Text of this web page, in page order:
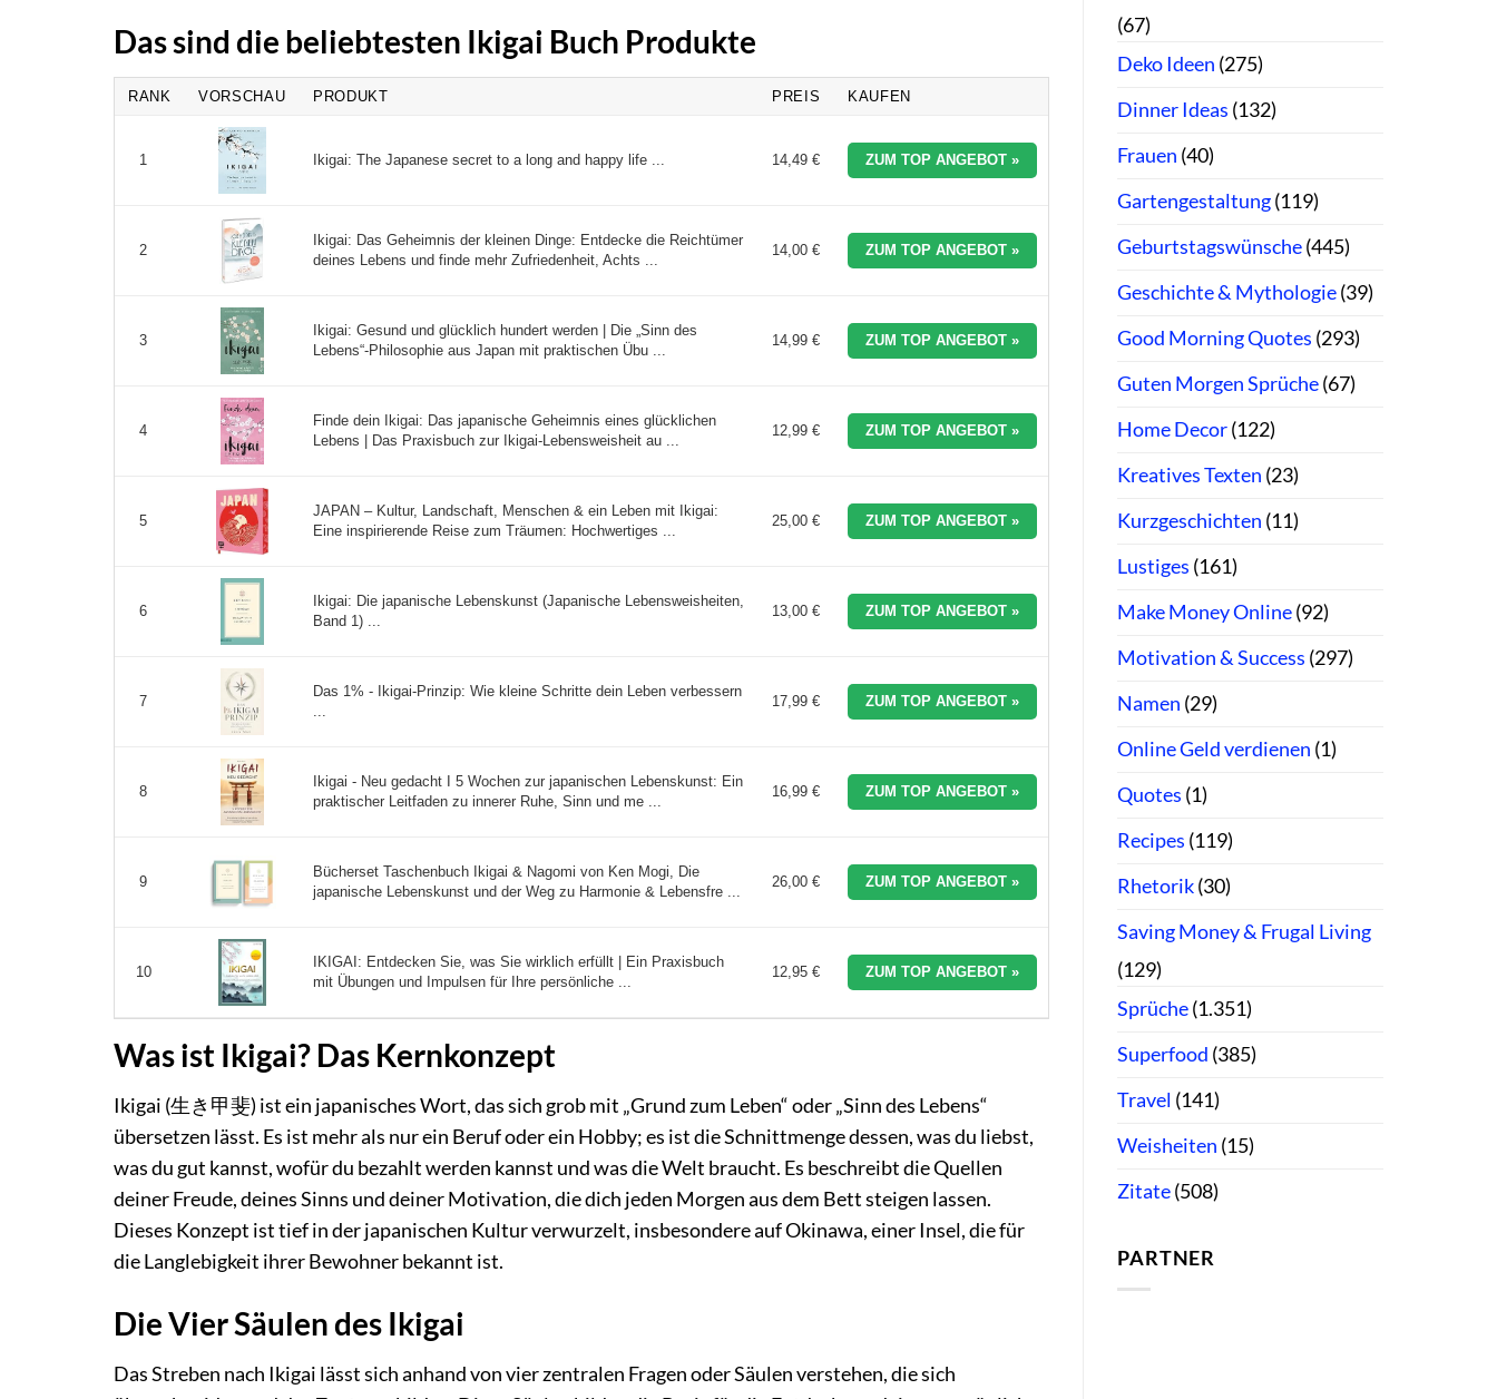
Das sind die beliebtesten Ikigai Buch Produkte
RANK VORSCHAU PRODUKT PREIS KAUFEN
1 Ikigai: The Japanese secret to a long and happy life ... 14,49 € ZUM TOP ANGEBOT »
2
Ikigai: Das Geheimnis der kleinen Dinge: Entdecke die Reichtümer
deines Lebens und finde mehr Zufriedenheit, Achts ...
14,00 € ZUM TOP ANGEBOT »
3
Ikigai: Gesund und glücklich hundert werden | Die „Sinn des
Lebens“-Philosophie aus Japan mit praktischen Übu ...
14,99 € ZUM TOP ANGEBOT »
4
Finde dein Ikigai: Das japanische Geheimnis eines glücklichen
Lebens | Das Praxisbuch zur Ikigai-Lebensweisheit au ...
12,99 € ZUM TOP ANGEBOT »
5
JAPAN – Kultur, Landschaft, Menschen & ein Leben mit Ikigai:
Eine inspirierende Reise zum Träumen: Hochwertiges ...
25,00 € ZUM TOP ANGEBOT »
6
Ikigai: Die japanische Lebenskunst (Japanische Lebensweisheiten,
Band 1) ...
13,00 € ZUM TOP ANGEBOT »
7
Das 1% - Ikigai-Prinzip: Wie kleine Schritte dein Leben verbessern
17,99 € ZUM TOP ANGEBOT »
8
Ikigai - Neu gedacht I 5 Wochen zur japanischen Lebenskunst: Ein
praktischer Leitfaden zu innerer Ruhe, Sinn und me ...
16,99 € ZUM TOP ANGEBOT »
9
Bücherset Taschenbuch Ikigai & Nagomi von Ken Mogi, Die
japanische Lebenskunst und der Weg zu Harmonie & Lebensfre ...
26,00 € ZUM TOP ANGEBOT »
10
IKIGAI: Entdecken Sie, was Sie wirklich erfüllt | Ein Praxisbuch
mit Übungen und Impulsen für Ihre persönliche ...
12,95 € ZUM TOP ANGEBOT »
Was ist Ikigai? Das Kernkonzept
Ikigai (生き甲斐) ist ein japanisches Wort, das sich grob mit „Grund zum Leben“ oder „Sinn des Lebens“
übersetzen lässt. Es ist mehr als nur ein Beruf oder ein Hobby; es ist die Schnittmenge dessen, was du liebst,
was du gut kannst, wofür du bezahlt werden kannst und was die Welt braucht. Es beschreibt die Quellen
deiner Freude, deines Sinns und deiner Motivation, die dich jeden Morgen aus dem Bett steigen lassen.
Dieses Konzept ist tief in der japanischen Kultur verwurzelt, insbesondere auf Okinawa, einer Insel, die für
die Langlebigkeit ihrer Bewohner bekannt ist.
Die Vier Säulen des Ikigai
Das Streben nach Ikigai lässt sich anhand von vier zentralen Fragen oder Säulen verstehen, die sich
(67)
Deko Ideen (275)
Dinner Ideas (132)
Frauen (40)
Gartengestaltung(119)
Geburtstagswünsche(445)
Geschichte & Mythologie(39)
Good Morning Quotes (293)
Guten Morgen Sprüche(67)
Home Decor(122)
Kreatives Texten (23)
Kurzgeschichten (11)
Lustiges (161)
Make Money Online(92)
Motivation & Success (297)
Namen (29)
Online Geld verdienen (1)
Quotes (1)
Recipes (119)
Rhetorik(30)
Saving Money & Frugal Living
(129)
Sprüche(1.351)
Superfood (385)
Travel (141)
Weisheiten (15)
Zitate(508)
PARTNER